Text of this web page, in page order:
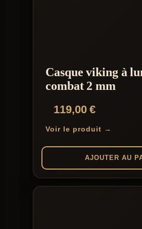
Casque viking à
combat 2 mm
119,00€
Voir le produit →
AJOUTER AU